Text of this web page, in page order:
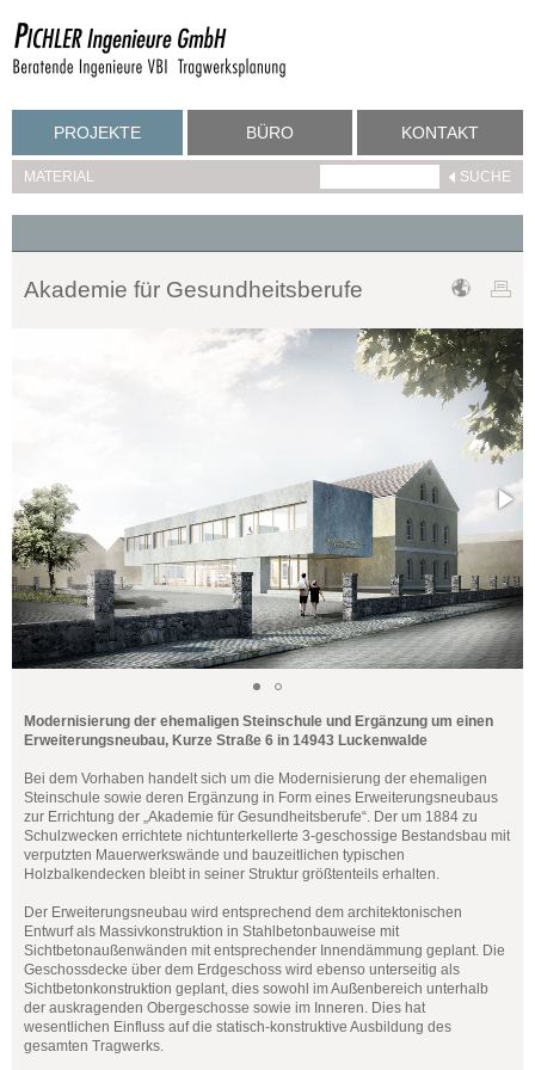
PROJEKTE BÜRO KONTAKT
MATERIAL
Akademie für Gesundheitsberufe
Modernisierung der ehemaligen Steinschule und Ergänzung um einen
Erweiterungsneubau, Kurze Straße 6 in 14943 Luckenwalde
Bei dem Vorhaben handelt sich um die Modernisierung der ehemaligen
Steinschule sowie deren Ergänzung in Form eines Erweiterungsneubaus
zur Errichtung der „Akademie für Gesundheitsberufe“. Der um 1884 zu
Schulzwecken errichtete nichtunterkellerte 3-geschossige Bestandsbau mit
verputzten Mauerwerkswände und bauzeitlichen typischen
Holzbalkendecken bleibt in seiner Struktur größtenteils erhalten.
Der Erweiterungsneubau wird entsprechend dem architektonischen
Entwurf als Massivkonstruktion in Stahlbetonbauweise mit
Sichtbetonaußenwänden mit entsprechender Innendämmung geplant. Die
Geschossdecke über dem Erdgeschoss wird ebenso unterseitig als
Sichtbetonkonstruktion geplant, dies sowohl im Außenbereich unterhalb
der auskragenden Obergeschosse sowie im Inneren. Dies hat
wesentlichen Einfluss auf die statisch-konstruktive Ausbildung des
gesamten Tragwerks.